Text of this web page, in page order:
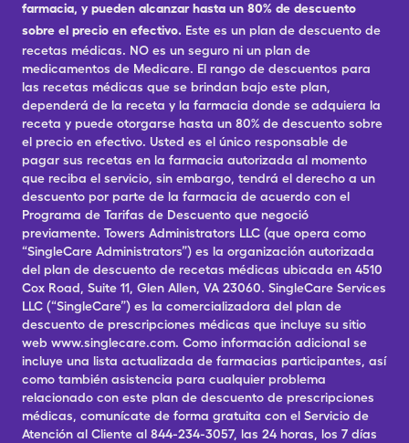
farmacia, y pueden alcanzar hasta un 80% de descuento
sobre el precio en efectivo. Este es un plan de descuento de
recetas médicas. NO es un seguro ni un plan de
medicamentos de Medicare. El rango de descuentos para
las recetas médicas que se brindan bajo este plan,
dependerá de la receta y la farmacia donde se adquiera la
receta y puede otorgarse hasta un 80% de descuento sobre
el precio en efectivo. Usted es el único responsable de
pagar sus recetas en la farmacia autorizada al momento
que reciba el servicio, sin embargo, tendrá el derecho a un
descuento por parte de la farmacia de acuerdo con el
Programa de Tarifas de Descuento que negoció
previamente. Towers Administrators LLC (que opera como
“SingleCare Administrators”) es la organización autorizada
del plan de descuento de recetas médicas ubicada en 4510
Cox Road, Suite 11, Glen Allen, VA 23060. SingleCare Services
LLC (“SingleCare”) es la comercializadora del plan de
descuento de prescripciones médicas que incluye su sitio
web www.singlecare.com. Como información adicional se
incluye una lista actualizada de farmacias participantes, así
como también asistencia para cualquier problema
relacionado con este plan de descuento de prescripciones
médicas, comunícate de forma gratuita con el Servicio de
Atención al Cliente al 844-234-3057, las 24 horas, los 7 días